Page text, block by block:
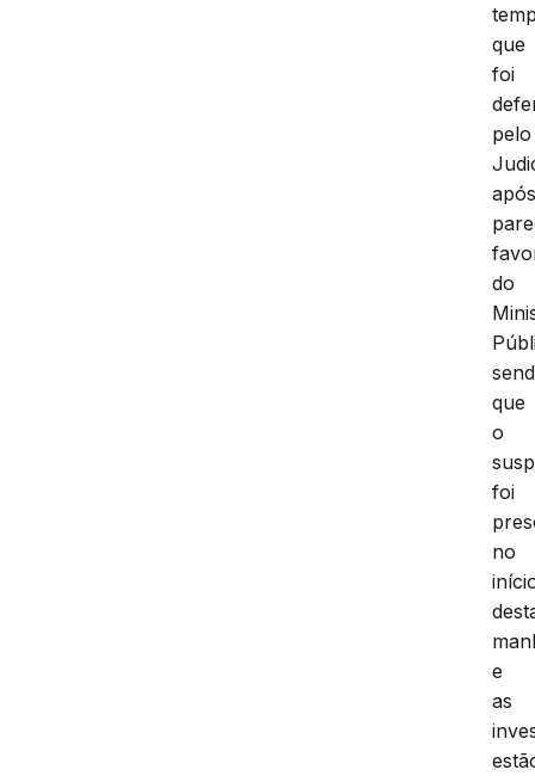
que
foi
pelo
do
que
o
foi
no
e
as